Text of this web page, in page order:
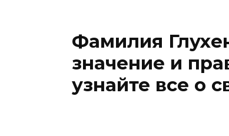
Фамилия
значение и
узнайте все о